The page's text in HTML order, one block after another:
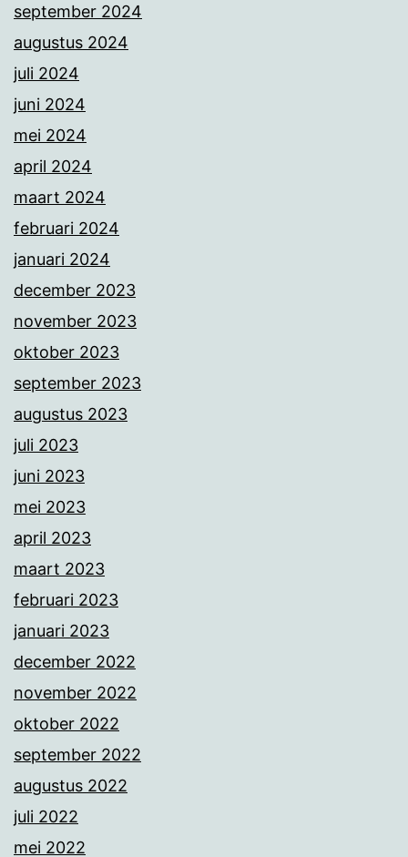
september 2024
augustus 2024
juli 2024
juni 2024
mei 2024
april 2024
maart 2024
februari 2024
januari 2024
december 2023
november 2023
oktober 2023
september 2023
augustus 2023
juli 2023
juni 2023
mei 2023
april 2023
maart 2023
februari 2023
januari 2023
december 2022
november 2022
oktober 2022
september 2022
augustus 2022
juli 2022
mei 2022